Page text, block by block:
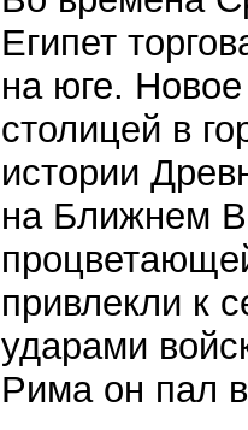
Египет
на юге. Новое
столицей в
истории
на Ближнем
привлекли к
ударами
Рима он пал